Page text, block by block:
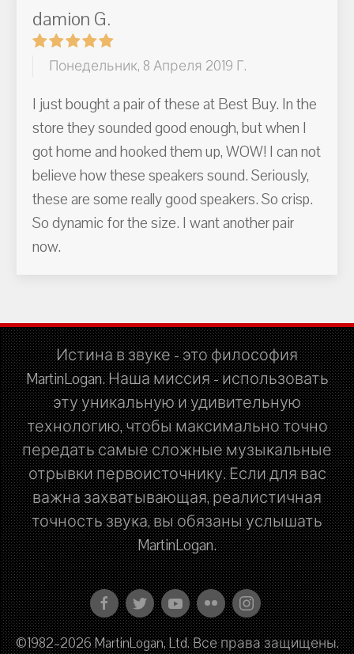
damion G.
Понедельник, 8 Апреля 2019 Г.
I just bought a pair of these at Best Buy. In the
store they sounded good enough, but when I
got home and hooked them up, WOW! I can not
believe how these speakers sound. Seriously,
these are some really good speakers. So crisp.
So dynamic for the size. I want another pair
now.
Истина в звуке - это философия
MartinLogan. Наша миссия - использовать
эту уникальную и удивительную
технологию, чтобы максимально точно
передать самые сложные музыкальные
отрывки первоисточнику. Если для вас
важна захватывающая, реалистичная
точность звука, вы обязаны услышать
MartinLogan.
©1982–2026 MartinLogan, Ltd. Все права защищены.